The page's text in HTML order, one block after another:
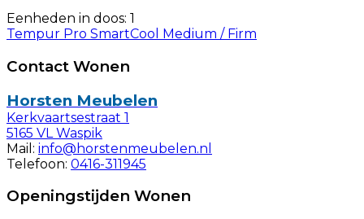
Eenheden in doos: 1
Tempur Pro SmartCool Medium / Firm
Contact Wonen
Horsten Meubelen
Kerkvaartsestraat 1
5165 VL Waspik
Mail: info@horstenmeubelen.nl
Telefoon: 0416-311945
Openingstijden Wonen